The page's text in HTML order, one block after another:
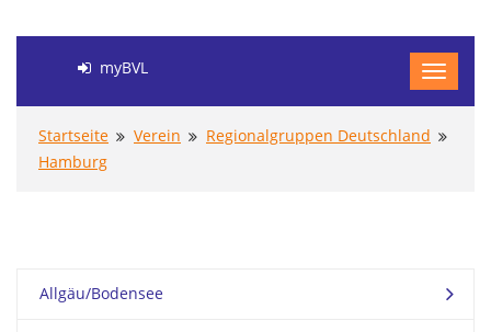
myBVL
Startseite Verein
Regionalgruppen Deutschland
Hamburg
Allgäu/Bodensee